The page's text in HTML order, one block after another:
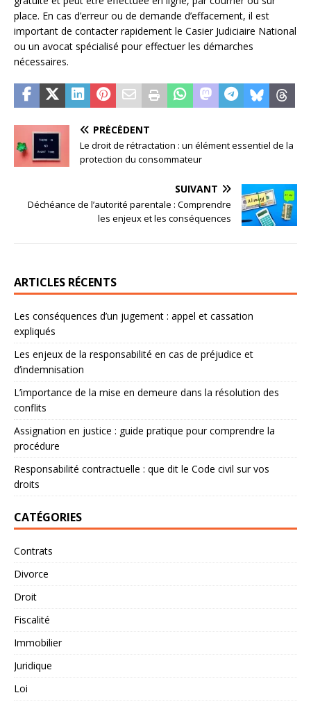
place. En cas d’erreur ou de demande d’effacement, il est
important de contacter rapidement le Casier Judiciaire National
ou un avocat spécialisé pour effectuer les démarches
nécessaires.
PRÉCÉDENT
Le droit de rétractation : un élément essentiel de la
protection du consommateur
SUIVANT
Déchéance de l’autorité parentale : Comprendre
les enjeux et les conséquences
ARTICLES RÉCENTS
Les conséquences d’un jugement : appel et cassation
expliqués
Les enjeux de la responsabilité en cas de préjudice et
d’indemnisation
L’importance de la mise en demeure dans la résolution des
conflits
Assignation en justice : guide pratique pour comprendre la
procédure
Responsabilité contractuelle : que dit le Code civil sur vos
droits
CATÉGORIES
Contrats
Divorce
Droit
Fiscalité
Immobilier
Juridique
Loi